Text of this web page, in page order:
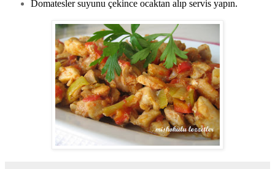
Domatesler suyunu çekince ocaktan alıp servis yapın.